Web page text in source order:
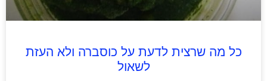
כל מה שרצית לדעת על כוסברה ולא העזת
לשאול